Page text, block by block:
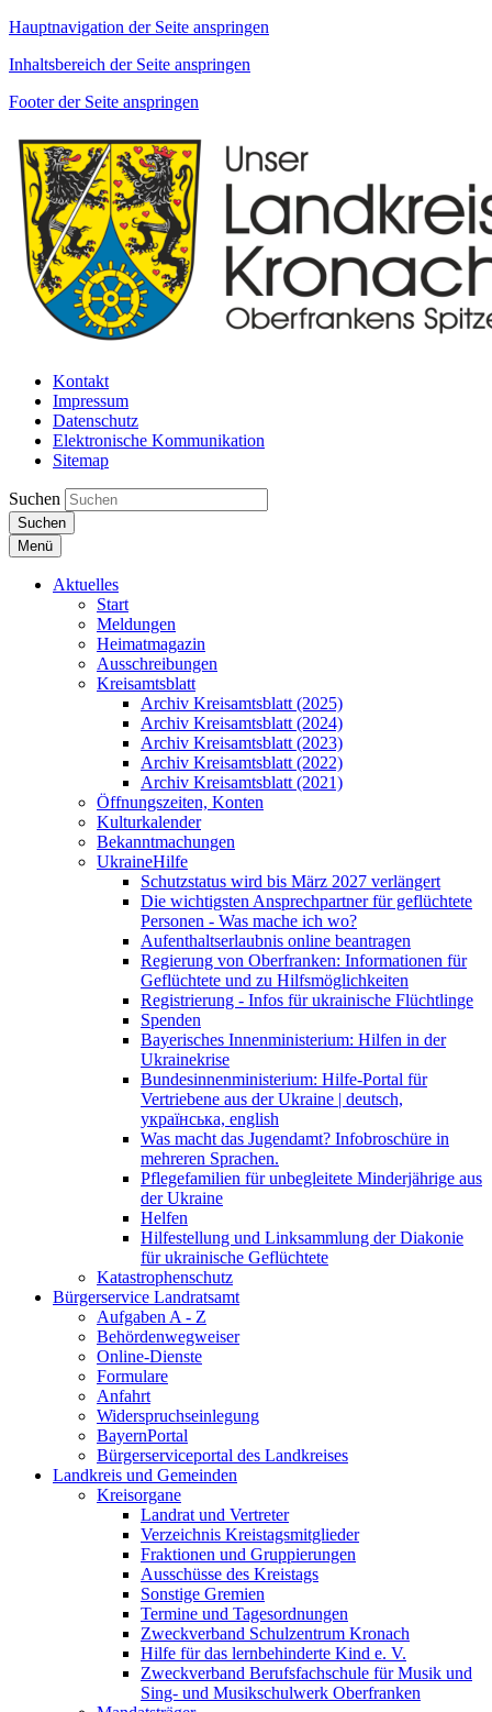
Hauptnavigation der Seite anspringen
Inhaltsbereich der Seite anspringen
Footer der Seite anspringen
Kontakt
Impressum
Datenschutz
Elektronische Kommunikation
Sitemap
Suchen
Suchen
Menü
Aktuelles
Start
Meldungen
Heimatmagazin
Ausschreibungen
Kreisamtsblatt
Archiv Kreisamtsblatt (2025)
Archiv Kreisamtsblatt (2024)
Archiv Kreisamtsblatt (2023)
Archiv Kreisamtsblatt (2022)
Archiv Kreisamtsblatt (2021)
Öffnungszeiten, Konten
Kulturkalender
Bekanntmachungen
UkraineHilfe
Schutzstatus wird bis März 2027 verlängert
Die wichtigsten Ansprechpartner für geflüchtete
Personen - Was mache ich wo?
Aufenthaltserlaubnis online beantragen
Regierung von Oberfranken: Informationen für
Geflüchtete und zu Hilfsmöglichkeiten
Registrierung - Infos für ukrainische Flüchtlinge
Spenden
Bayerisches Innenministerium: Hilfen in der
Ukrainekrise
Bundesinnenministerium: Hilfe-Portal für
Vertriebene aus der Ukraine | deutsch,
українська, english
Was macht das Jugendamt? Infobroschüre in
mehreren Sprachen.
Pflegefamilien für unbegleitete Minderjährige aus
der Ukraine
Helfen
Hilfestellung und Linksammlung der Diakonie
für ukrainische Geflüchtete
Katastrophenschutz
Bürgerservice Landratsamt
Aufgaben A - Z
Behördenwegweiser
Online-Dienste
Formulare
Anfahrt
Widerspruchseinlegung
BayernPortal
Bürgerserviceportal des Landkreises
Landkreis und Gemeinden
Kreisorgane
Landrat und Vertreter
Verzeichnis Kreistagsmitglieder
Fraktionen und Gruppierungen
Ausschüsse des Kreistags
Sonstige Gremien
Termine und Tagesordnungen
Zweckverband Schulzentrum Kronach
Hilfe für das lernbehinderte Kind e. V.
Zweckverband Berufsfachschule für Musik und
Sing- und Musikschulwerk Oberfranken